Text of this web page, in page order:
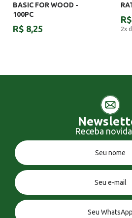
BASIC FOR WOOD -
100PC
R$ 8,25 2x
Receba